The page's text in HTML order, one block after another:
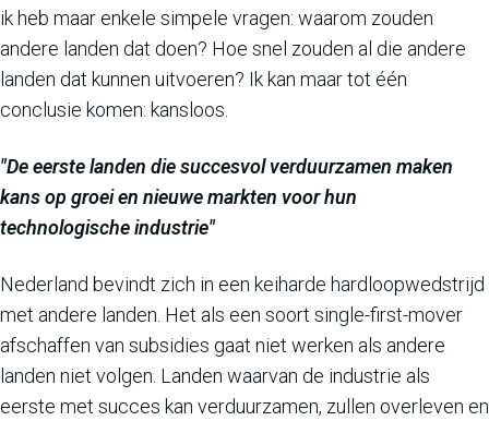
ik heb maar enkele simpele vragen: waarom zouden
andere landen dat doen? Hoe snel zouden al die andere
landen dat kunnen uitvoeren? Ik kan maar tot één
conclusie komen: kansloos.
"De eerste landen die succesvol verduurzamen maken
kans op groei en nieuwe markten voor hun
technologische industrie"
Nederland bevindt zich in een keiharde hardloopwedstrijd
met andere landen. Het als een soort single-first-mover
afschaffen van subsidies gaat niet werken als andere
landen niet volgen. Landen waarvan de industrie als
eerste met succes kan verduurzamen, zullen overleven en